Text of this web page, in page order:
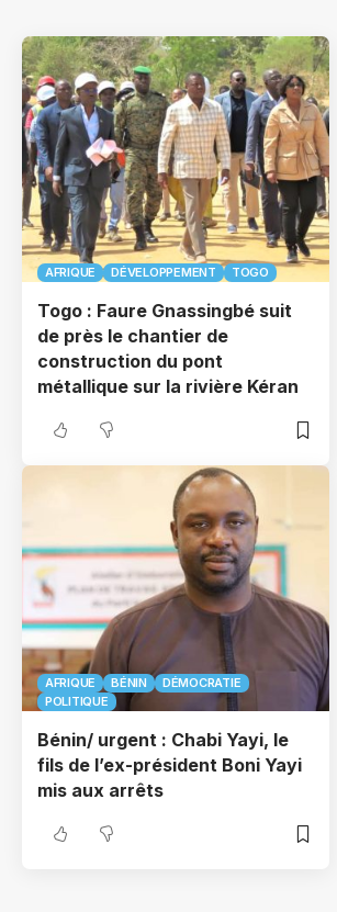
AFRIQUE DÉVELOPPEMENT TOGO
Togo : Faure Gnassingbé suit
de près le chantier de
construction du pont
métallique sur la rivière Kéran
AFRIQUE BÉNIN
DÉMOCRATIE
POLITIQUE
Bénin/ urgent : Chabi Yayi, le
fils de l’ex-président Boni Yayi
mis aux arrêts